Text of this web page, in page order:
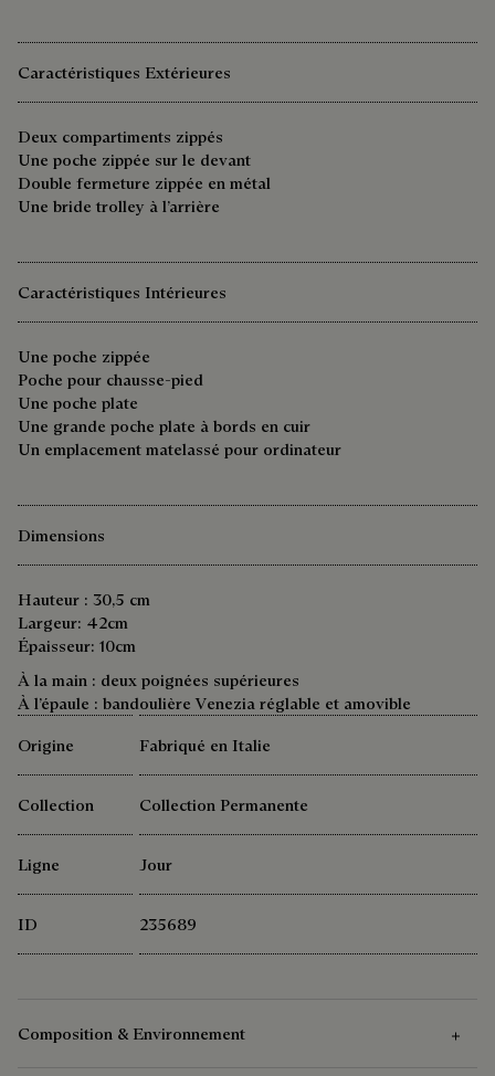
Caractéristiques Extérieures
Deux compartiments zippés
Une poche zippée sur le devant
Double fermeture zippée en métal
Une bride trolley à l’arrière
Caractéristiques Intérieures
Une poche zippée
Poche pour chausse-pied
Une poche plate
Une grande poche plate à bords en cuir
Un emplacement matelassé pour ordinateur
Dimensions
Hauteur : 30,5 cm
Largeur: 42cm
Épaisseur: 10cm
À la main : deux poignées supérieures
À l’épaule : bandoulière Venezia réglable et amovible
Origine
Fabriqué en Italie
Collection Collection Permanente
Ligne Jour
ID 235689
Composition & Environnement